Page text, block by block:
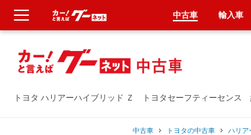
トヨタ ハリアーハイブリッド Ｚ トヨタセーフティーセン
中古車 トヨタの中古車 ハリア
中古車 輸入車
新車
中古車